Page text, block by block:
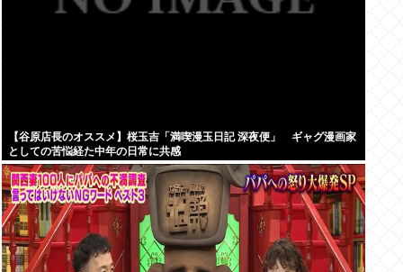
【谷原店長のオススメ】桜玉吉「満喫漫玉日記 深夜便」 ギャグ漫画家
としての苦悩経た中年の日常に共感